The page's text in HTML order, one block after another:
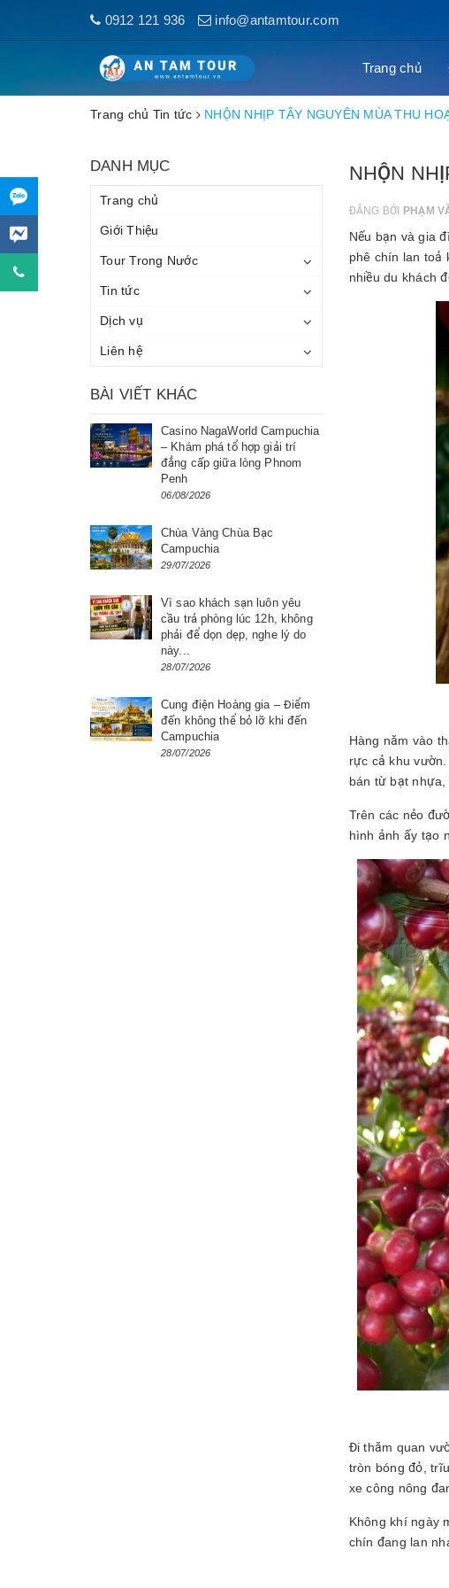
0912 121 936 info@antamtour.com
Trang chủ
Trang chủ Tin tức NHỘN NHỊP TÂY NGUYÊN MÙA THU
NHỘN
ĐĂNG BỞI PHẠM
Nếu bạn và gia
phê chín lan toả
nhiều du khách
Hàng năm vào
rực cả khu
bán từ bạt
Trên các nẻo
hình ảnh ấy tạo
Đi thăm quan
tròn bóng đỏ,
xe công nông
Không khí ngày
chín đang lan
DANH MỤC
Trang chủ
Giới Thiệu
Tour Trong Nước
Tin tức
Dịch vụ
Liên hệ
BÀI VIẾT KHÁC
Casino NagaWorld Campuchia
– Khám phá tổ hợp giải trí
đẳng cấp giữa lòng Phnom
Penh
06/08/2026
Chùa Vàng Chùa Bạc
Campuchia
29/07/2026
Vì sao khách sạn luôn yêu
cầu trả phòng lúc 12h, không
phải để dọn dẹp, nghe lý do
này...
28/07/2026
Cung điện Hoàng gia – Điểm
đến không thể bỏ lỡ khi đến
Campuchia
28/07/2026